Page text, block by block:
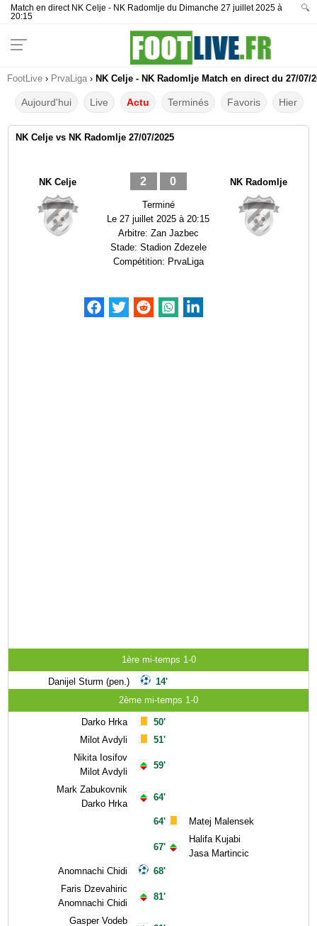
Match en direct NK Celje - NK Radomlje du Dimanche 27 juillet 2025 à
20:15
🔍
FootLive › PrvaLiga › NK Celje - NK Radomlje Match en direct du 27/07/
Aujourd'hui Live Actu Terminés Favoris Hier
NK Celje vs NK Radomlje 27/07/2025
NK Celje 2 0
Terminé
Le27 juillet 2025 à 20:15
Arbitre: Zan Jazbec
Stade: Stadion Zdezele
Compétition: PrvaLiga
NK Radomlje
1ère mi-temps 1-0
Danijel Sturm (pen.)
14'
2ème mi-temps 1-0
Darko Hrka
Milot Avdyli
Nikita Iosifov
Milot Avdyli
Mark Zabukovnik
Darko Hrka
Anomnachi Chidi
Faris Dzevahiric
Anomnachi Chidi
Gasper Vodeb
50'
51'
59'
64'
64'
67'
68'
81'
Matej Malensek
Halifa Kujabi
Jasa Martincic